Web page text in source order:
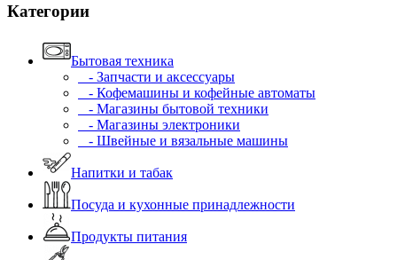
Категории
Бытовая техника
- Запчасти и аксессуары
- Кофемашины и кофейные автоматы
- Магазины бытовой техники
- Магазины электроники
- Швейные и вязальные машины
Напитки и табак
Посуда и кухонные принадлежности
Продукты питания